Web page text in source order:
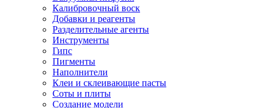
Калибровочный воск
Добавки и реагенты
Разделительные агенты
Инструменты
Гипс
Пигменты
Наполнители
Клеи и склеивающие пасты
Соты и плиты
Создание модели